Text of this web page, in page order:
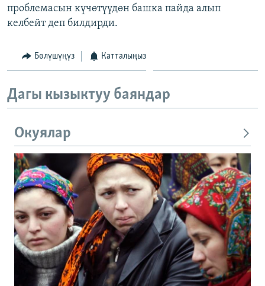
проблемасын күчөтүүдөн башка пайда алып
келбейт деп билдирди.
Бөлүшүңүз Катталыңыз
Дагы кызыктуу баяндар
Окуялар